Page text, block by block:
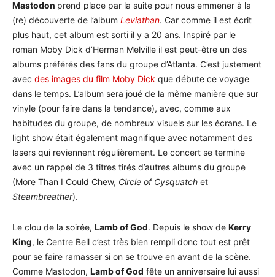
Mastodon prend place par la suite pour nous emmener à la
(re) découverte de l’album Leviathan. Car comme il est écrit
plus haut, cet album est sorti il y a 20 ans. Inspiré par le
roman Moby Dick d’Herman Melville il est peut-être un des
albums préférés des fans du groupe d’Atlanta. C’est justement
avec des images du film Moby Dick que débute ce voyage
dans le temps. L’album sera joué de la même manière que sur
vinyle (pour faire dans la tendance), avec, comme aux
habitudes du groupe, de nombreux visuels sur les écrans. Le
light show était également magnifique avec notamment des
lasers qui reviennent régulièrement. Le concert se termine
avec un rappel de 3 titres tirés d’autres albums du groupe
(More Than I Could Chew, Circle of Cysquatch et
Steambreather).
Le clou de la soirée, Lamb of God. Depuis le show de Kerry
King, le Centre Bell c’est très bien rempli donc tout est prêt
pour se faire ramasser si on se trouve en avant de la scène.
Comme Mastodon, Lamb of God fête un anniversaire lui aussi